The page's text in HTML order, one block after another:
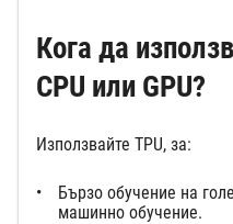
Кога да
CPU или GPU?
Използвайте TPU, за:
Бързо обучение на
машинно обучение.